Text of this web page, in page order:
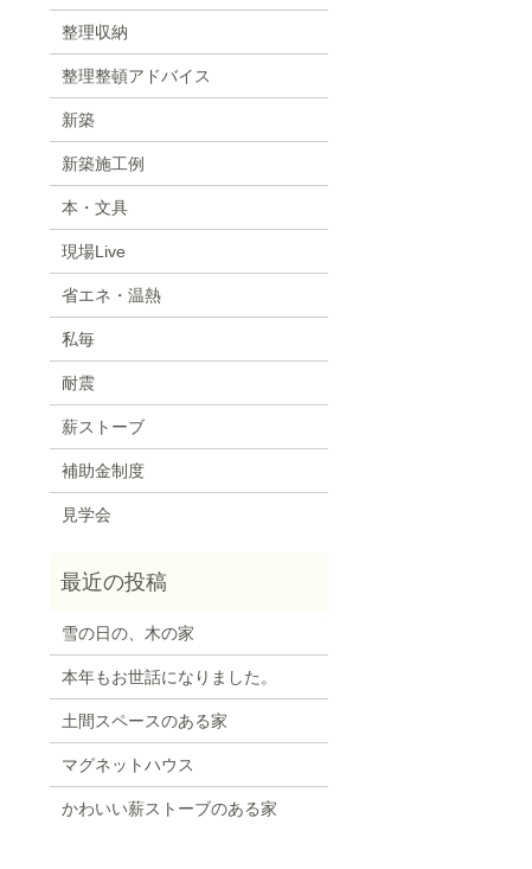
整理収納
整理整頓アドバイス
新築
新築施工例
本・文具
現場Live
省エネ・温熱
私毎
耐震
薪ストーブ
補助金制度
見学会
雪の日の、木の家
本年もお世話になりました。
土間スペースのある家
マグネットハウス
かわいい薪ストーブのある家